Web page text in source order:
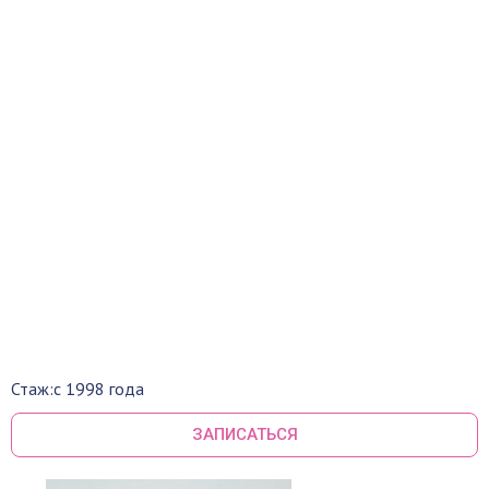
Стаж:с 1998 года
ЗАПИСАТЬСЯ